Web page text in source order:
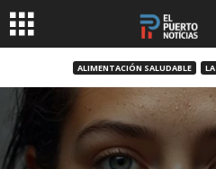
ALIMENTACIÓN SALUDABLE